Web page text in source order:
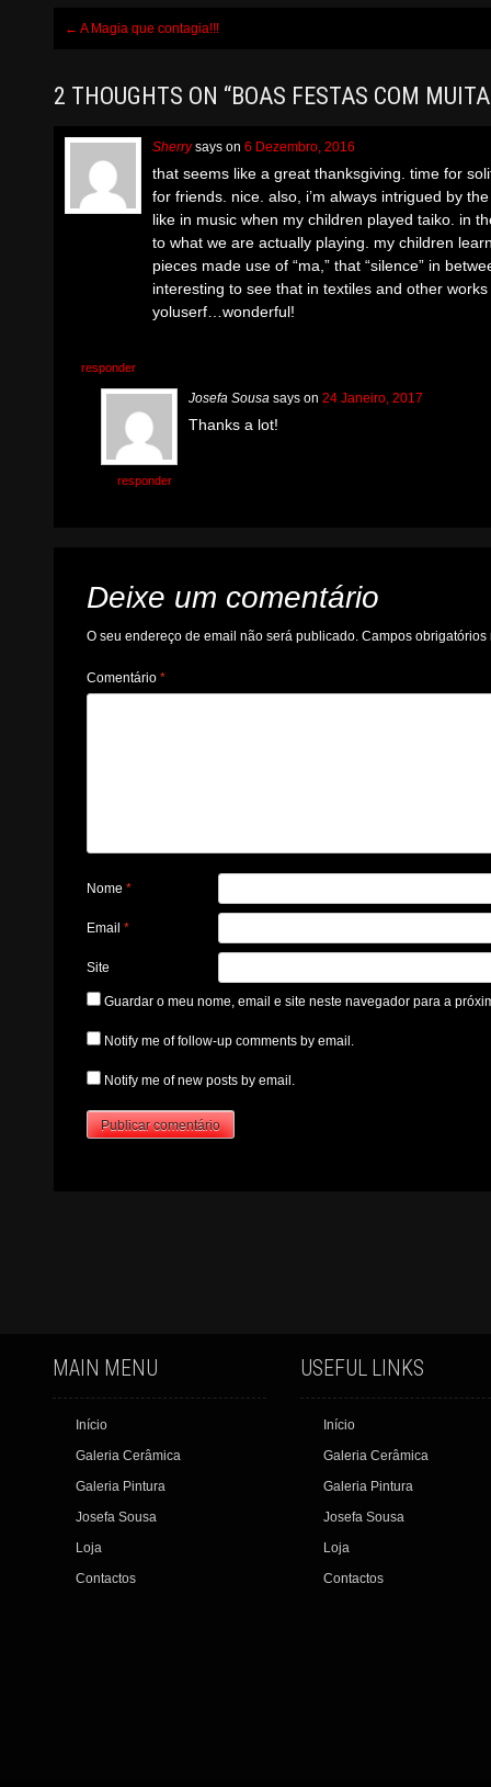
Post
← A Magia que contagia!!!
2 THOUGHTS ON “BOAS FESTAS COM
Sherrysayson 6 Dezembro, 2016
that seems like a great thanksgiving. time for
for friends. nice. also, i’m always intrigued by
like in music when my children played taiko. in
to what we are actually playing. my children
pieces made use of “ma,” that “silence” in
interesting to see that in textiles and other
yoluserf…wonderful!
responder
Josefa Sousa sayson 24 Janeiro, 2017
Thanks a lot!
responder
Deixe um comentário
O seu endereço de email não será publicado. Campos
Comentário*
Nome*
Email*
Site
Guardar o meu nome, email e site neste navegador para a
Notify me of follow-up comments by email.
Notify me of new posts by email.
MAIN MENU
Início
Galeria Cerâmica
Galeria Pintura
Josefa Sousa
Loja
Contactos
USEFUL LINKS
Início
Galeria Cerâmica
Galeria Pintura
Josefa Sousa
Loja
Contactos